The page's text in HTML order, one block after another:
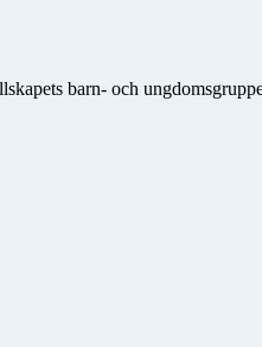
barn- och